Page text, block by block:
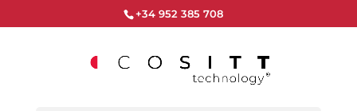
+34 952 385 708